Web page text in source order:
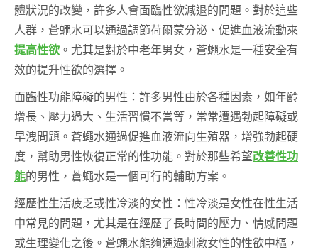
體狀況的改變，許多人會面臨性欲減退的問題。對於這些
人群，蒼蠅水可以通過調節荷爾蒙分泌、促進血液流動來
提高性欲 。尤其是對於中老年男女，蒼蠅水是一種安全有
效的提升性欲的選擇。
面臨性功能障礙的男性：許多男性由於各種因素，如年齡
增長、壓力過大、生活習慣不當等，常常遭遇勃起障礙或
早洩問題。蒼蠅水通過促進血液流向生殖器，增強勃起硬
度，幫助男性恢復正常的性功能。對於那些希望改善性功
能的男性，蒼蠅水是一個可行的輔助方案。
經歷性生活疲乏或性冷淡的女性：性冷淡是女性在性生活
中常見的問題，尤其是在經歷了長時間的壓力、情感問題
或生理變化之後。蒼蠅水能夠通過刺激女性的性欲中樞，